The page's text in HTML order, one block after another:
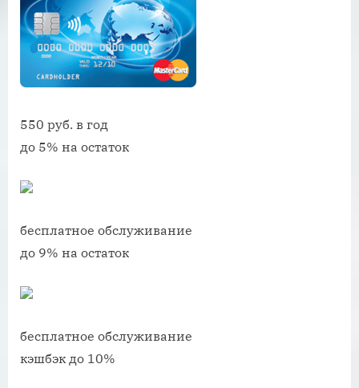
550 руб. в год
до 5% на остаток
бесплатное обслуживание
до 9% на остаток
бесплатное обслуживание
кэшбэк до 10%